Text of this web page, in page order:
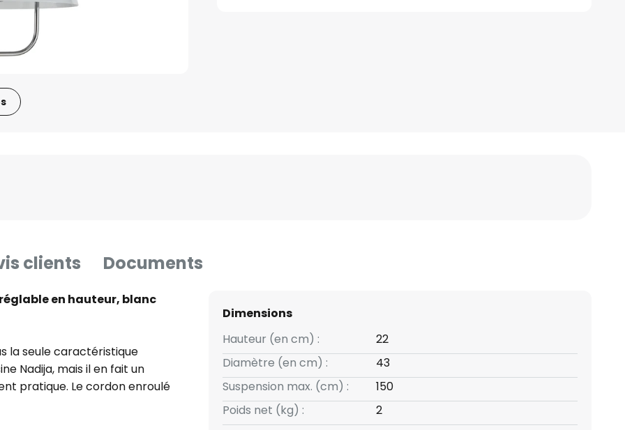
clients Documents
en hauteur, blanc
la seule caractéristique
Nadija, mais il en fait un
pratique. Le cordon enroulé
en continu, en quelques
Dimensions
Hauteur (en cm) :
22
Diamètre (en cm) :
43
Suspension max. (cm) :
150
Poids net (kg) :
2